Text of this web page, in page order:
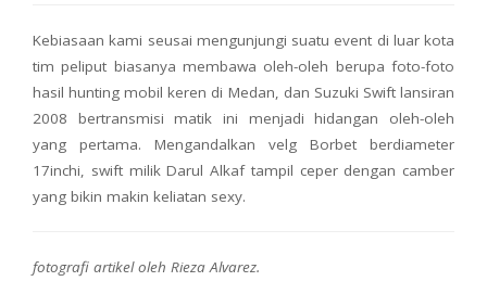
Kebiasaan kami seusai mengunjungi suatu event di luar kota
tim peliput biasanya membawa oleh-oleh berupa foto-foto
hasil hunting mobil keren di Medan, dan Suzuki Swift lansiran
2008 bertransmisi matik ini menjadi hidangan oleh-oleh
yang pertama. Mengandalkan velg Borbet berdiameter
17inchi, swift milik Darul Alkaf tampil ceper dengan camber
yang bikin makin keliatan sexy.
fotografi artikel oleh Rieza Alvarez.